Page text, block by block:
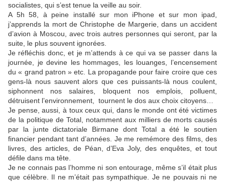
socialistes, qui s’est tenue la veille au soir.
A 5h 58, à peine installé sur mon iPhone et sur mon ipad,
j’apprends la mort de Christophe de Margerie, dans un accident
d’avion à Moscou, avec trois autres personnes qui seront, par la
suite, le plus souvent ignorées.
Je réfléchis donc, et je m’attends à ce qui va se passer dans la
journée, je devine les hommages, les louanges, l’encensement
du « grand patron » etc. La propagande pour faire croire que ces
gens-là nous sauvent alors que ces puissants-là nous coulent,
siphonnent nos salaires, bloquent nos emplois, polluent,
détruisent l’environnement, tournent le dos aux choix citoyens…
Je pense, aussi, à toux ceux qui, dans le monde ont été victimes
de la politique de Total, notamment aux milliers de morts causés
par la junte dictatoriale Birmane dont Total a été le soutien
financier pendant tant d’années. Je me remémore des films, des
livres, des articles, de Péan, d’Eva Joly, des enquêtes, et tout
défile dans ma tête.
Je ne connais pas l’homme ni son entourage, même s’il était plus
que célèbre. Il ne m’était pas sympathique. Je ne pouvais ni ne